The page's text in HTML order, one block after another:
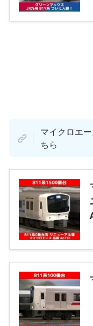
マイクロエ
ちら